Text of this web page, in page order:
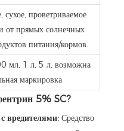
сухое, проветриваемое
от прямых солнечных
питания/кормов.
мл, 1 л, 5 л, возможна
маркировка
5% SC?
вредителями: Средство